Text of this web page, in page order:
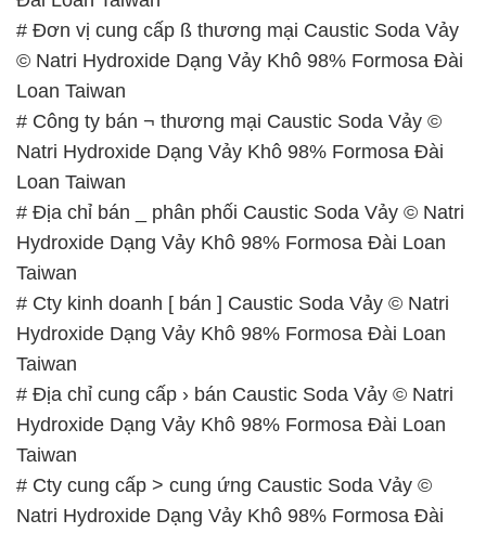
# Đơn vị cung cấp ß thương mại Caustic Soda Vảy
© Natri Hydroxide Dạng Vảy Khô 98% Formosa Đài
Loan Taiwan
# Công ty bán ¬ thương mại Caustic Soda Vảy ©
Natri Hydroxide Dạng Vảy Khô 98% Formosa Đài
Loan Taiwan
# Địa chỉ bán _ phân phối Caustic Soda Vảy © Natri
Hydroxide Dạng Vảy Khô 98% Formosa Đài Loan
Taiwan
# Cty kinh doanh [ bán ] Caustic Soda Vảy © Natri
Hydroxide Dạng Vảy Khô 98% Formosa Đài Loan
Taiwan
# Địa chỉ cung cấp › bán Caustic Soda Vảy © Natri
Hydroxide Dạng Vảy Khô 98% Formosa Đài Loan
Taiwan
# Cty cung cấp > cung ứng Caustic Soda Vảy ©
Natri Hydroxide Dạng Vảy Khô 98% Formosa Đài